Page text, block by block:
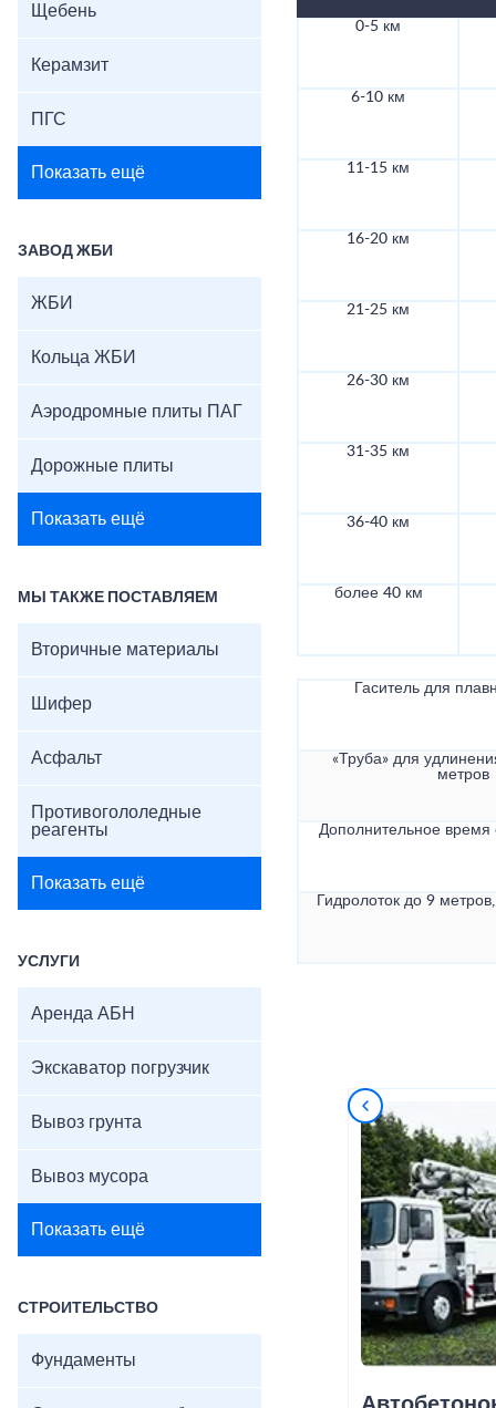
Щебень
Керамзит
ПГС
Показать ещё
ЗАВОД ЖБИ
ЖБИ
Кольца ЖБИ
Аэродромные плиты ПАГ
Дорожные плиты
Показать ещё
МЫ ТАКЖЕ ПОСТАВЛЯЕМ
Вторичные материалы
Шифер
Асфальт
Противогололедные
реагенты
Показать ещё
УСЛУГИ
Аренда АБН
Экскаватор погрузчик
Вывоз грунта
Вывоз мусора
Показать ещё
СТРОИТЕЛЬСТВО
Фундаменты
0-5 км
6-10 км
11-15 км
16-20 км
21-25 км
26-30 км
31-35 км
36-40 км
более 40 км
Гаситель для
«Труба» для
метров
Дополнительное
Гидролоток до 9